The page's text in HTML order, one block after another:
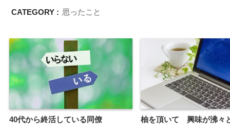
CATEGORY : 思ったこと
40代から終活している同僚 柚を頂いて 興味が沸々